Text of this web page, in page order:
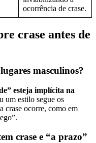
ocorrência de crase.
crase antes de
masculinos?
esteja implícita na
um estilo segue os
crase ocorre, como em
crase e “a prazo”